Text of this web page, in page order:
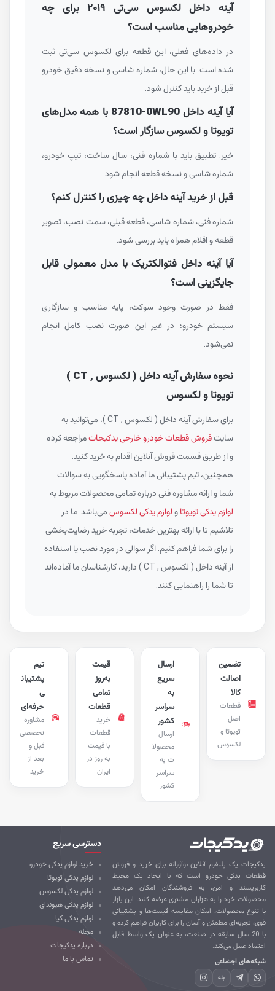
آینه داخل لکسوس سی‌تی ۲۰۱۹ برای چه
خودروهایی مناسب است؟
در داده‌های فعلی، این قطعه برای لکسوس سی‌تی ثبت
شده است. با این حال، شماره شاسی و نسخه دقیق خودرو
قبل از خرید باید کنترل شود.
آیا آینه داخل87810-0WL90با همه مدل‌های
تویوتا و لکسوس سازگار است؟
خیر. تطبیق باید با شماره فنی، سال ساخت، تیپ خودرو،
شماره شاسی و نسخه قطعه انجام شود.
قبل از خرید آینه داخل چه چیزی را کنترل کنم؟
شماره فنی، شماره شاسی، قطعه قبلی، سمت نصب، تصویر
قطعه و اقلام همراه باید بررسی شود.
آیا آینه داخل فتوالکتریک با مدل معمولی قابل
جایگزینی است؟
فقط در صورت وجود سوکت، پایه مناسب و سازگاری
سیستم خودرو؛ در غیر این صورت نصب کامل انجام
نمی‌شود.
نحوه سفارش آینه داخل ( لکسوس , CT )
تویوتا و لکسوس
برای سفارش آینه داخل ( لکسوس , CT )، می‌توانید به
سایتفروش قطعات خودرو خارجی یدکیجاتمراجعه کرده
و از طریق قسمت فروش آنلاین اقدام به خرید کنید.
همچنین، تیم پشتیبانی ما آماده پاسخگویی به سوالات
شما و ارائه مشاوره فنی درباره تمامی محصولات مربوط به
لوازم یدکی تویوتاولوازم یدکی لکسوسمی‌باشد. ما در
تلاشیم تا با ارائه بهترین خدمات، تجربه خرید رضایت‌بخشی
را برای شما فراهم کنیم. اگر سوالی در مورد نصب یا استفاده
از آینه داخل ( لکسوس , CT ) دارید، کارشناسان ما آماده‌اند
تا شما را راهنمایی کنند.
پشتیبان
حرفه‌ای
مشاوره
تخصصی
قبل و
بعد از
خرید
قیمت
به‌روز
تمامی
قطعات
خرید
قطعات
با قیمت
به روز در
ایران
ارسال
سریع
سراسر
کشور
ارسال
محصولا
ت به
سراسر
کشور
تضمین
اصالت
قطعات
تویوتا و
لکسوس
یک پلتفرم آنلاین نوآورانه برای خرید و فروش
یدکی خودرو است که با ایجاد یک محیط
و امن، به فروشندگان امکان می‌دهد
خود را به هزاران مشتری عرضه کنند. این بازار
تنوع محصولات، امکان مقایسه قیمت‌ها و پشتیبانی
تجربه‌ای مطمئن و آسان را برای کاربران فراهم کرده و
با 20 سال سابقه در صنعت، به عنوان یک واسط قابل
عمل می‌کند.
اجتماعی
بله
دسترسی سریع
خرید لوازم یدکی خودرو
لوازم یدکی تویوتا
لوازم یدکی لکسوس
لوازم یدکی هیوندای
لوازم یدکی کیا
مجله
درباره یدکیجات
تماس با ما